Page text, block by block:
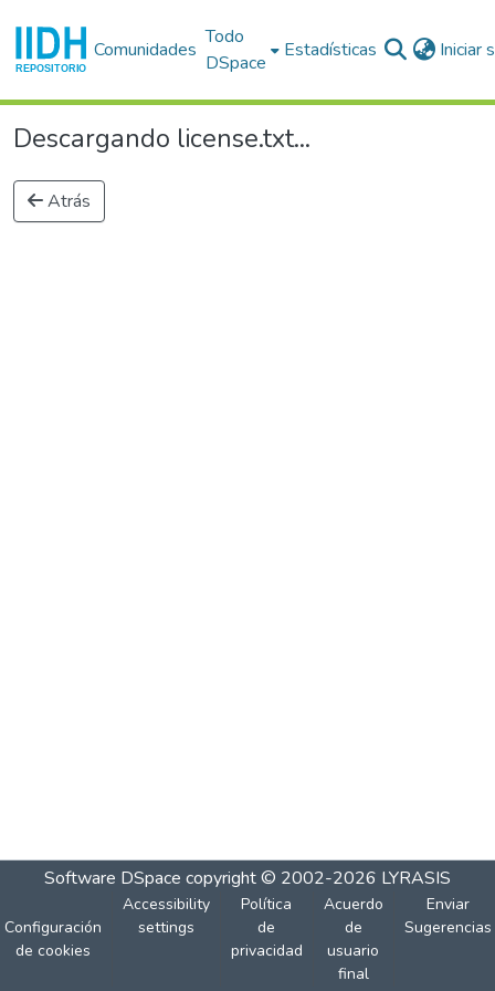
Comunidades
Todo
DSpace
Estadísticas Iniciar
Descargando license.txt...
Atrás
Software DSpace copyright © 2002-2026 LYRASIS
Configuración
de cookies
Accessibility
settings
Política
de
privacidad
Acuerdo
de
usuario
final
Enviar
Sugerencias